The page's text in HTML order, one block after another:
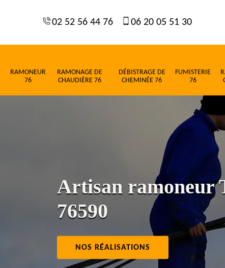
02 52 56 44 76 06 20 05 51 30
RAMONEUR
76
RAMONAGE DE
CHAUDIÈRE 76
DÉBISTRAGE DE
CHEMINÉE 76
FUMISTERIE
76
Artisan ramoneur
76590
NOS RÉALISATIONS